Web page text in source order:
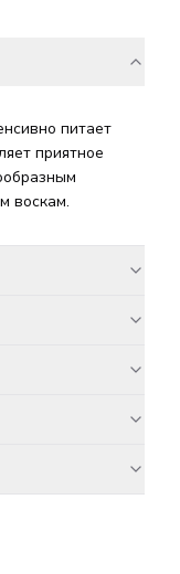
питает
приятное
воскам.